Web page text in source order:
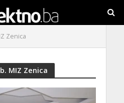
Zenica
MIZ Zenica